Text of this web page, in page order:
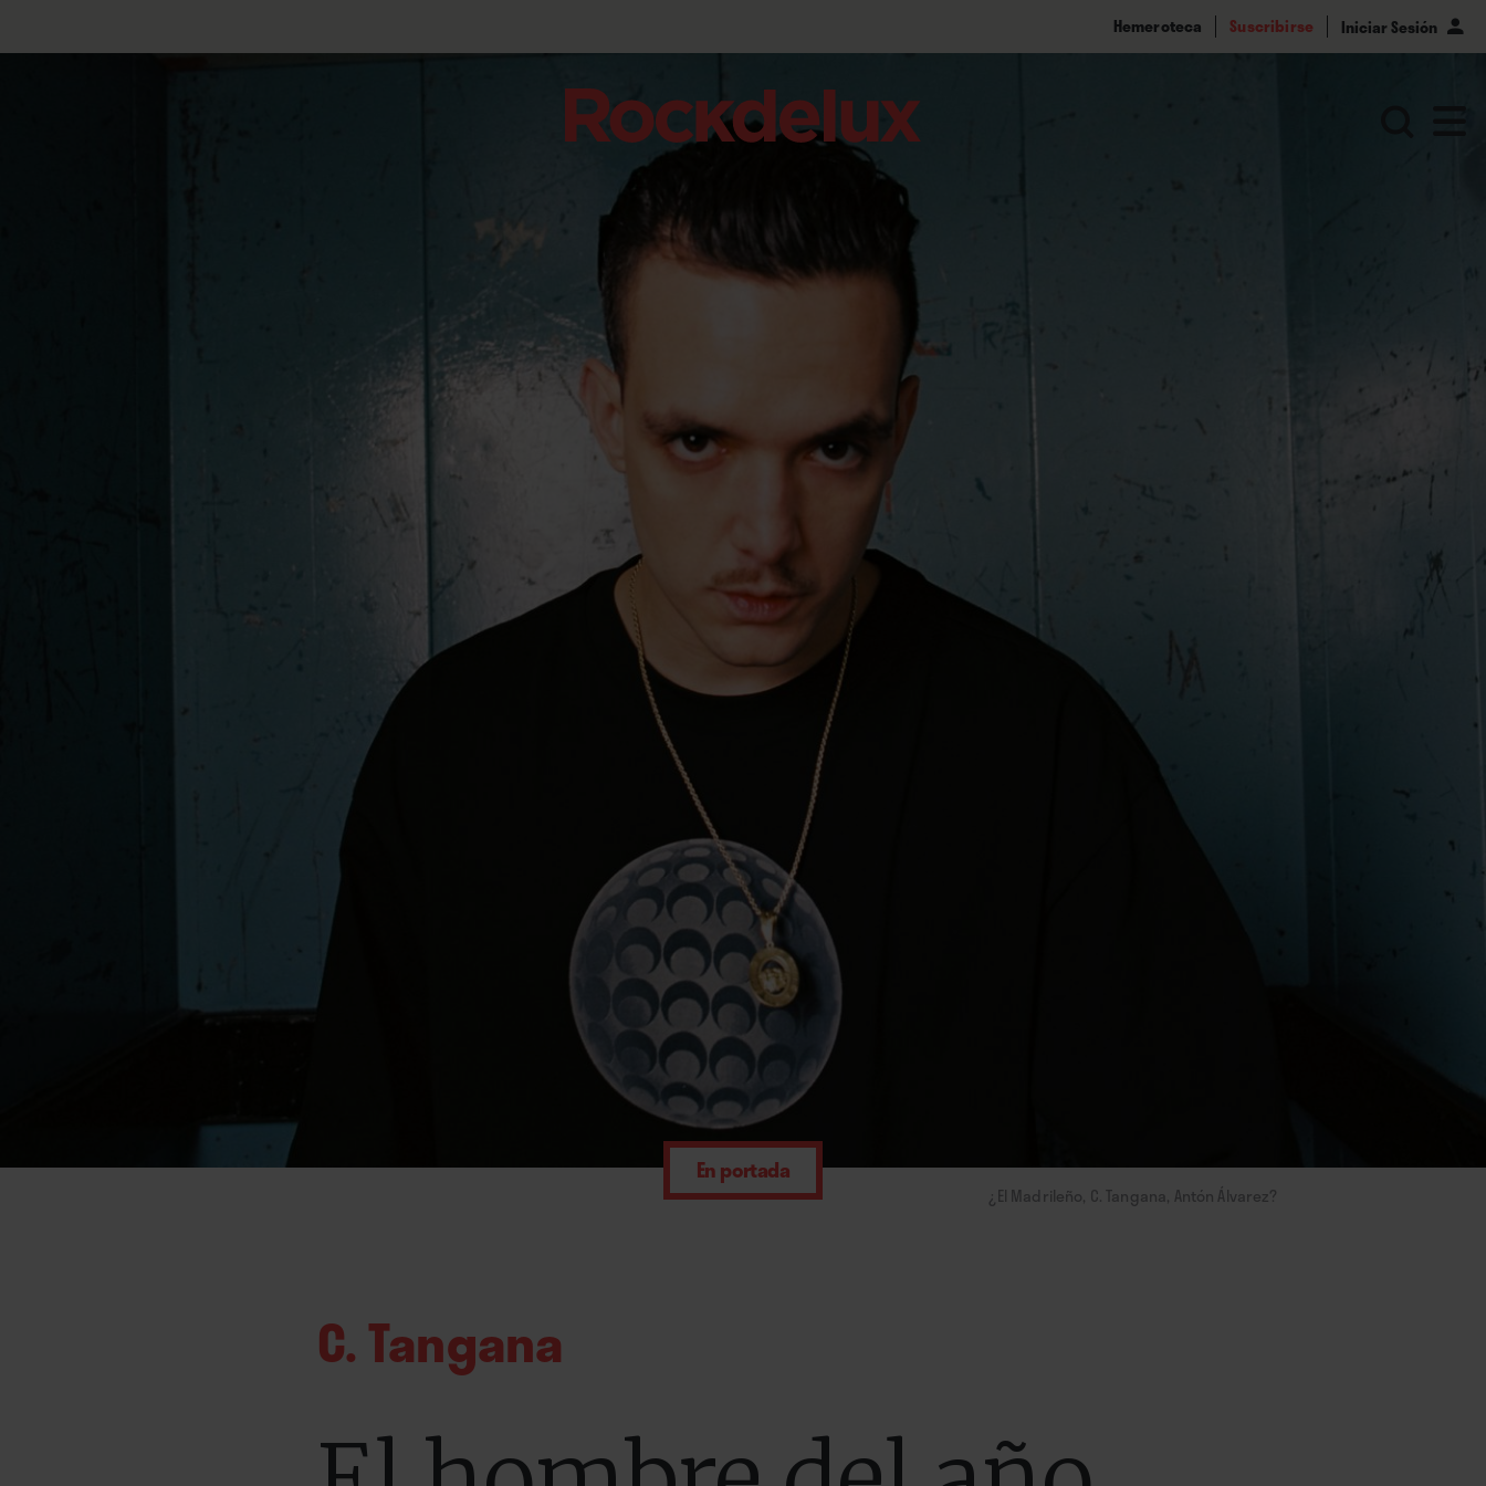
Hemeroteca Suscribirse Iniciar Sesión
¿El Madrileño, C. Tangana, Antón Álvarez?
En portada
C. Tangana